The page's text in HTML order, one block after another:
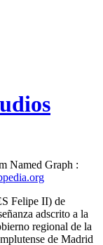
Named Graph :
Felipe II) de
adscrito a la
regional de la
de Madrid